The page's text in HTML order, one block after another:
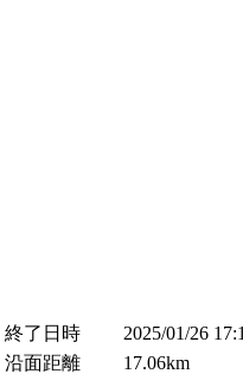
終了日時
2025/01/26
沿面距離
17.06km